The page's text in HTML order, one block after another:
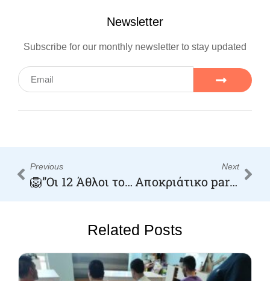
Newsletter
Subscribe for our monthly newsletter to stay updated
Previous
🦁”Οι 12 Άθλοι του Ηρακλή”
Next
Αποκριάτικο party μασκέ!
Related Posts